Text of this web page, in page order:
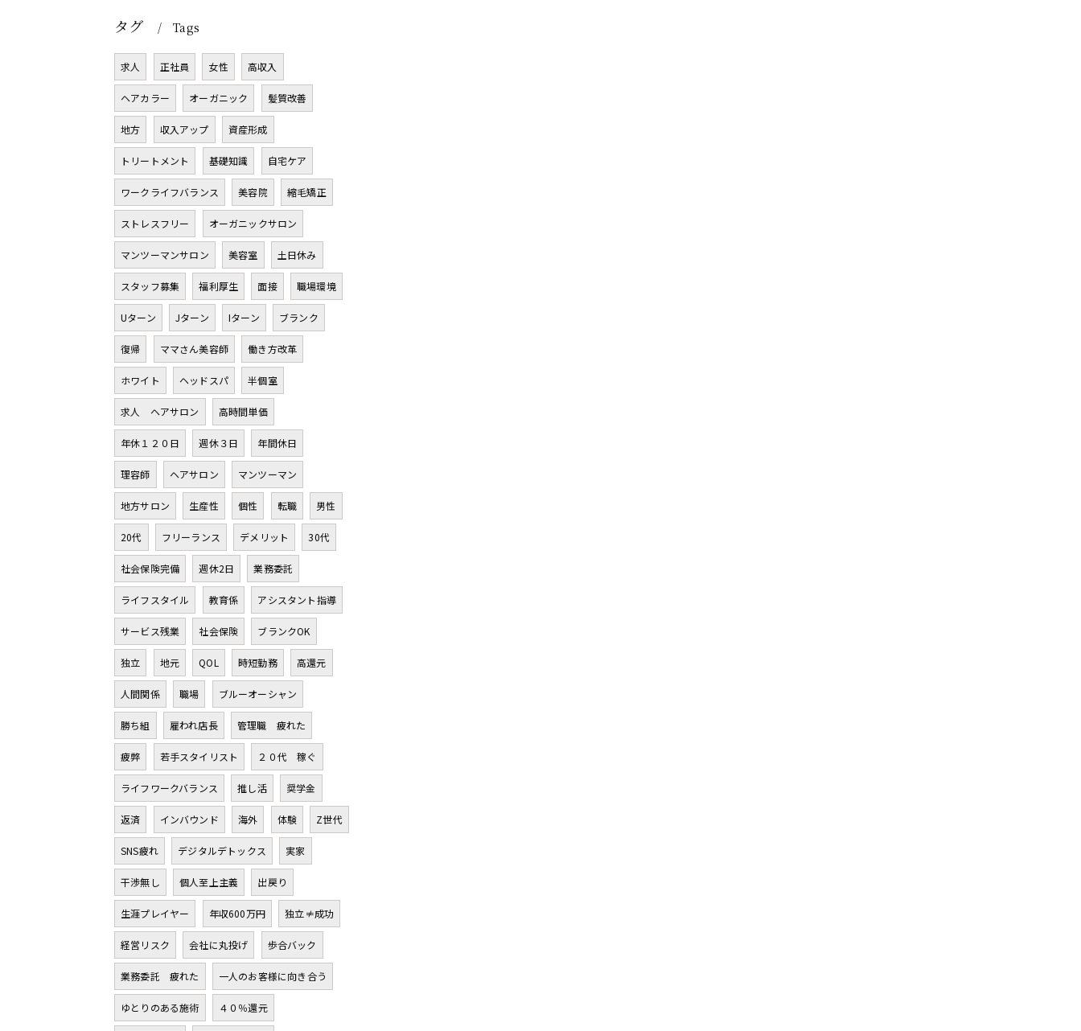
タグ Tags
求人 正社員 女性 高収入
ヘアカラー オーガニック 髪質改善
地方 収入アップ 資産形成
トリートメント 基礎知識 自宅ケア
ワークライフバランス 美容院 縮毛矯正
ストレスフリー オーガニックサロン
マンツーマンサロン 美容室 土日休み
スタッフ募集 福利厚生 面接 職場環境
Uターン Jターン Iターン ブランク
復帰 ママさん美容師 働き方改革
ホワイト ヘッドスパ 半個室
求人 ヘアサロン 高時間単価
年休１２０日 週休３日 年間休日
理容師 ヘアサロン マンツーマン
地方サロン 生産性 個性 転職 男性
20代 フリーランス デメリット 30代
社会保険完備 週休2日 業務委託
ライフスタイル 教育係 アシスタント指導
サービス残業 社会保険 ブランクOK
独立 地元 QOL 時短勤務 高還元
人間関係 職場 ブルーオーシャン
勝ち組 雇われ店長 管理職 疲れた
疲弊 若手スタイリスト ２０代 稼ぐ
ライフワークバランス 推し活 奨学金
返済 インバウンド 海外 体験 Z世代
SNS疲れ デジタルデトックス 実家
干渉無し 個人至上主義 出戻り
生涯プレイヤー 年収600万円 独立≠成功
経営リスク 会社に丸投げ 歩合バック
業務委託 疲れた 一人のお客様に向き合う
ゆとりのある施術 ４０％還元